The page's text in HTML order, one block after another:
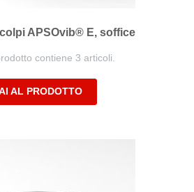
APSOvib® E, soffice
contiene 3 articoli.
AL PRODOTTO